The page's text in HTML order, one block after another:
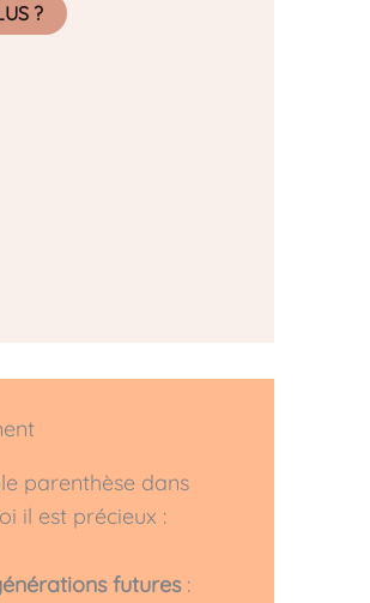
?
parenthèse dans
il est précieux :
futures: